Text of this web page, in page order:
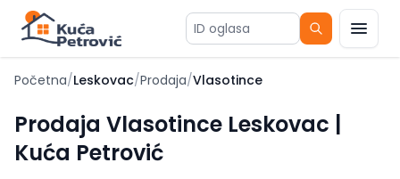
ID oglasa
Početna/Leskovac/Prodaja/Vlasotince
Prodaja Vlasotince Leskovac |
Kuća Petrović